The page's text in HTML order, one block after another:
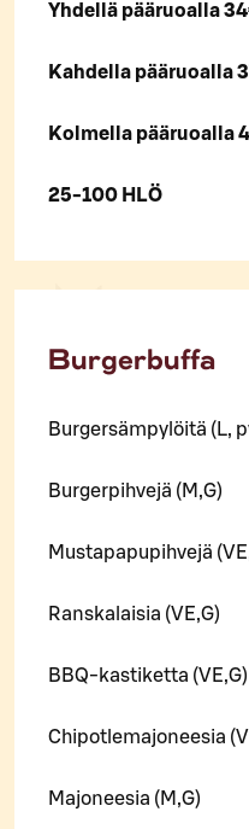
Yhdellä pääruoalla
Kahdella pääruoalla
Kolmella pääruoalla
25-100 HLÖ
Burgerbuffa
Burgersämpylöitä (L,
Burgerpihvejä (M,G)
Mustapapupihvejä
Ranskalaisia (VE,G)
BBQ-kastiketta (VE,G)
Chipotlemajoneesia
Majoneesia (M,G)